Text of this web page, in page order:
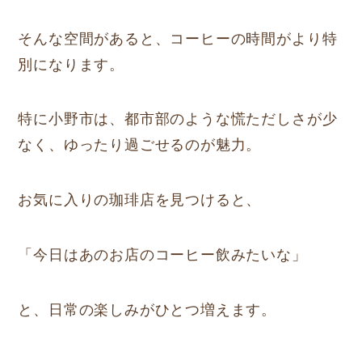
そんな空間があると、コーヒーの時間がより特
別になります。
特に小野市は、都市部のような慌ただしさが少
なく、ゆったり過ごせるのが魅力。
お気に入りの珈琲店を見つけると、
「今日はあのお店のコーヒー飲みたいな」
と、日常の楽しみがひとつ増えます。